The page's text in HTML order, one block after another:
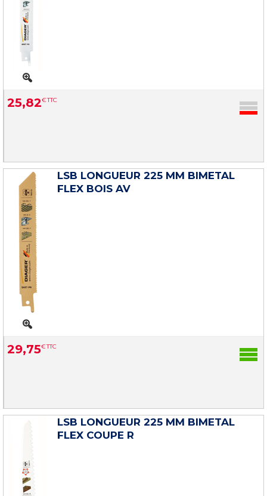
25,82€TTC
LSB LONGUEUR 225 MM BIMETAL
FLEX BOIS AV
29,75€TTC
LSB LONGUEUR 225 MM BIMETAL
FLEX COUPE R